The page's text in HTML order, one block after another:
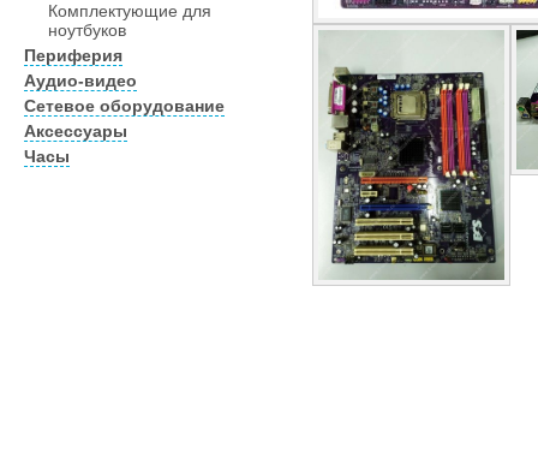
Комплектующие для
ноутбуков
Периферия
Аудио-видео
Сетевое оборудование
Аксессуары
Часы